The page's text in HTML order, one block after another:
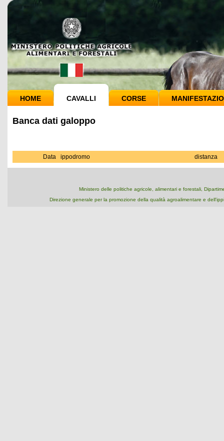
HOME CAVALLI CORSE
Banca dati galoppo
Data ippodromo distanza
Ministero delle politiche agricole, alimentari e forestali,
Direzione generale per la promozione della qualità agroalimentare e